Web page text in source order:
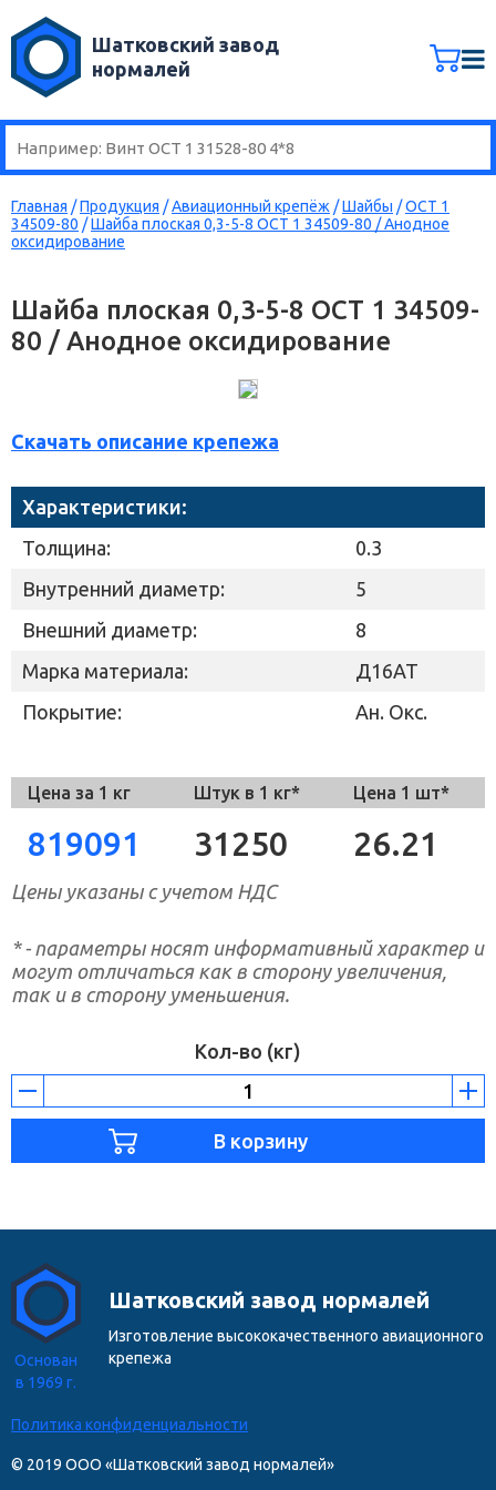
Шатковский завод
нормалей
Главная /Продукция /Авиационный крепёж /Шайбы /ОСТ 1
34509-80 /Шайба плоская 0,3-5-8 ОСТ 1 34509-80 / Анодное
оксидирование
Шайба плоская 0,3-5-8 ОСТ 1 34509-
80 / Анодное оксидирование
Скачать описание крепежа
Характеристики:
Толщина:
0.3
Внутренний диаметр:
5
Внешний диаметр:
8
Марка материала:
Д16АТ
Покрытие:
Ан. Окс.
Цена за 1 кг Штук в 1 кг* Цена 1 шт*
819091 31250 26.21
Цены указаны с учетом НДС
* - параметры носят информативный характер и
могут отличаться как в сторону увеличения,
так и в сторону уменьшения.
Кол-во (кг)
Основан
в 1969 г.
Шатковский завод нормалей
Изготовление высококачественного авиационного
крепежа
Политика конфиденциальности
© 2019 ООО «Шатковский завод нормалей»